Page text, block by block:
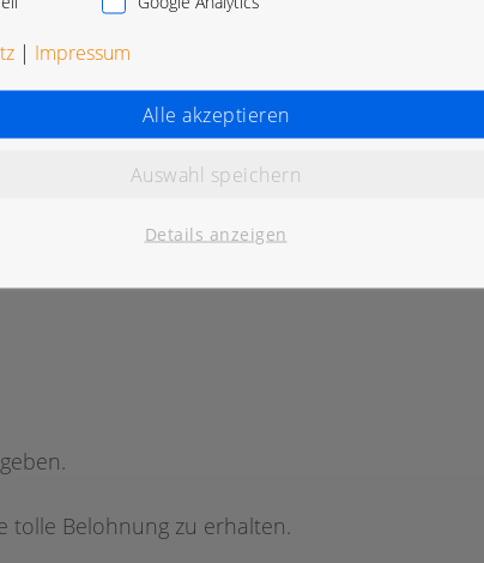
tolle Belohnung zu erhalten.
| Impressum
Alle akzeptieren
Auswahl speichern
Details anzeigen